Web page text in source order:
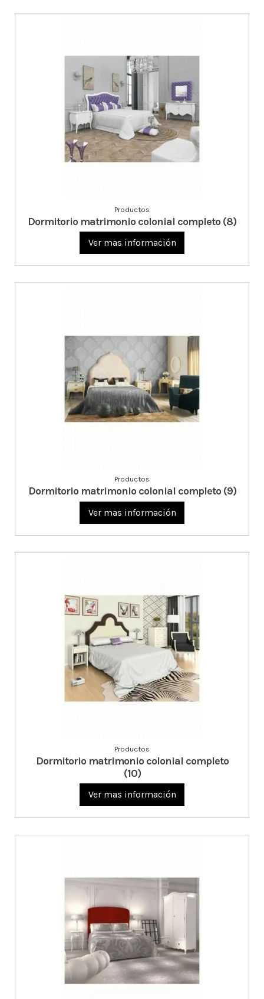
Productos
Dormitorio matrimonio colonial completo (8)
Ver mas información
Productos
Dormitorio matrimonio colonial completo (9)
Ver mas información
Productos
Dormitorio matrimonio colonial completo
(10)
Ver mas información